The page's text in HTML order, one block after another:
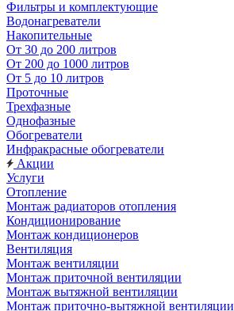
Фильтры и комплектующие
Водонагреватели
Накопительные
От 30 до 200 литров
От 200 до 1000 литров
От 5 до 10 литров
Проточные
Трехфазные
Однофазные
Обогреватели
Инфракрасные обогреватели
Акции
Услуги
Отопление
Монтаж радиаторов отопления
Кондиционирование
Монтаж кондиционеров
Вентиляция
Монтаж вентиляции
Монтаж приточной вентиляции
Монтаж вытяжной вентиляции
Монтаж приточно-вытяжной вентиляции